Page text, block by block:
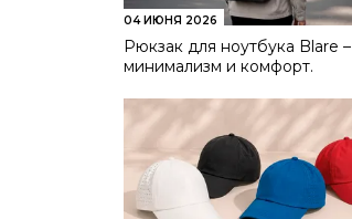
04 ИЮНЯ 2026
Рюкзак для ноутбука Blare –
минимализм и комфорт.